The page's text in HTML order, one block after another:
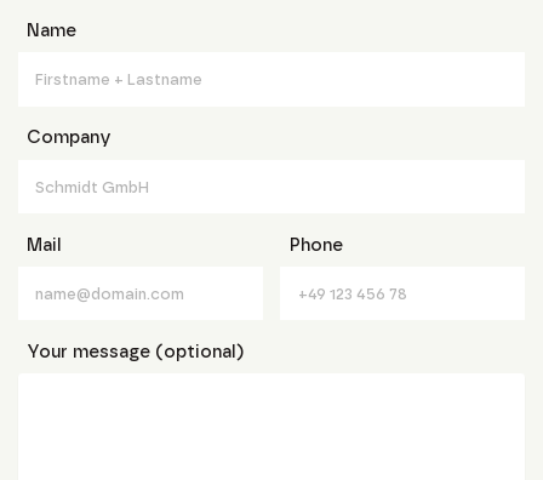
Name
Company
Mail Phone
Your message (optional)